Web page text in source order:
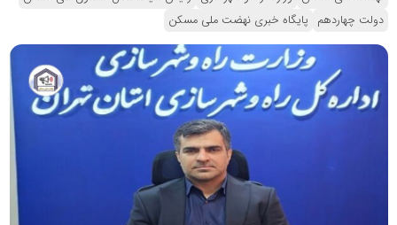
دولت چهاردهم پایگاه خبری نهضت ملی مسکن